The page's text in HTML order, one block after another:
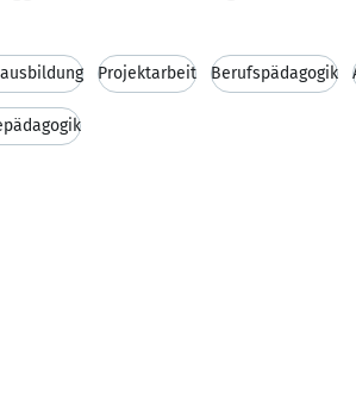
Projektarbeit Berufspädagogik